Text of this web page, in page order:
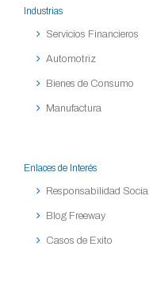
Industrias
Servicios Financieros
Automotriz
Bienes de Consumo
Manufactura
Enlaces de Interés
Responsabilidad Social
Blog Freeway
Casos de Exito